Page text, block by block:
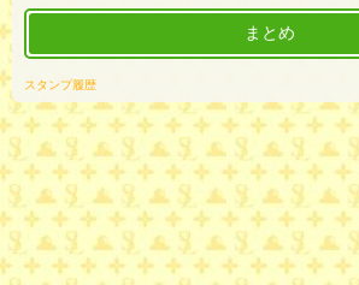
まとめ
スタンプ履歴